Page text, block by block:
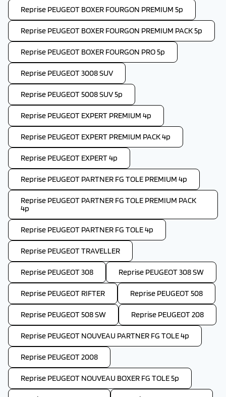
Reprise PEUGEOT BOXER FOURGON PREMIUM 5p
Reprise PEUGEOT BOXER FOURGON PREMIUM PACK 5p
Reprise PEUGEOT BOXER FOURGON PRO 5p
Reprise PEUGEOT 3008 SUV
Reprise PEUGEOT 5008 SUV 5p
Reprise PEUGEOT EXPERT PREMIUM 4p
Reprise PEUGEOT EXPERT PREMIUM PACK 4p
Reprise PEUGEOT EXPERT 4p
Reprise PEUGEOT PARTNER FG TOLE PREMIUM 4p
Reprise PEUGEOT PARTNER FG TOLE PREMIUM PACK
4p
Reprise PEUGEOT PARTNER FG TOLE 4p
Reprise PEUGEOT TRAVELLER
Reprise PEUGEOT 308 Reprise PEUGEOT 308 SW
Reprise PEUGEOT RIFTER Reprise PEUGEOT 508
Reprise PEUGEOT 508 SW Reprise PEUGEOT 208
Reprise PEUGEOT NOUVEAU PARTNER FG TOLE 4p
Reprise PEUGEOT 2008
Reprise PEUGEOT NOUVEAU BOXER FG TOLE 5p